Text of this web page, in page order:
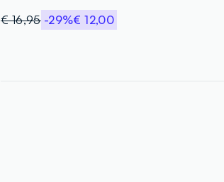
€ 16,95 -29%€ 12,00